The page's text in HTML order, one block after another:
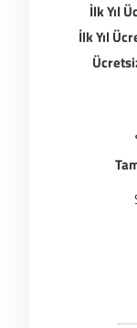
İlk Yıl
İlk Yıl